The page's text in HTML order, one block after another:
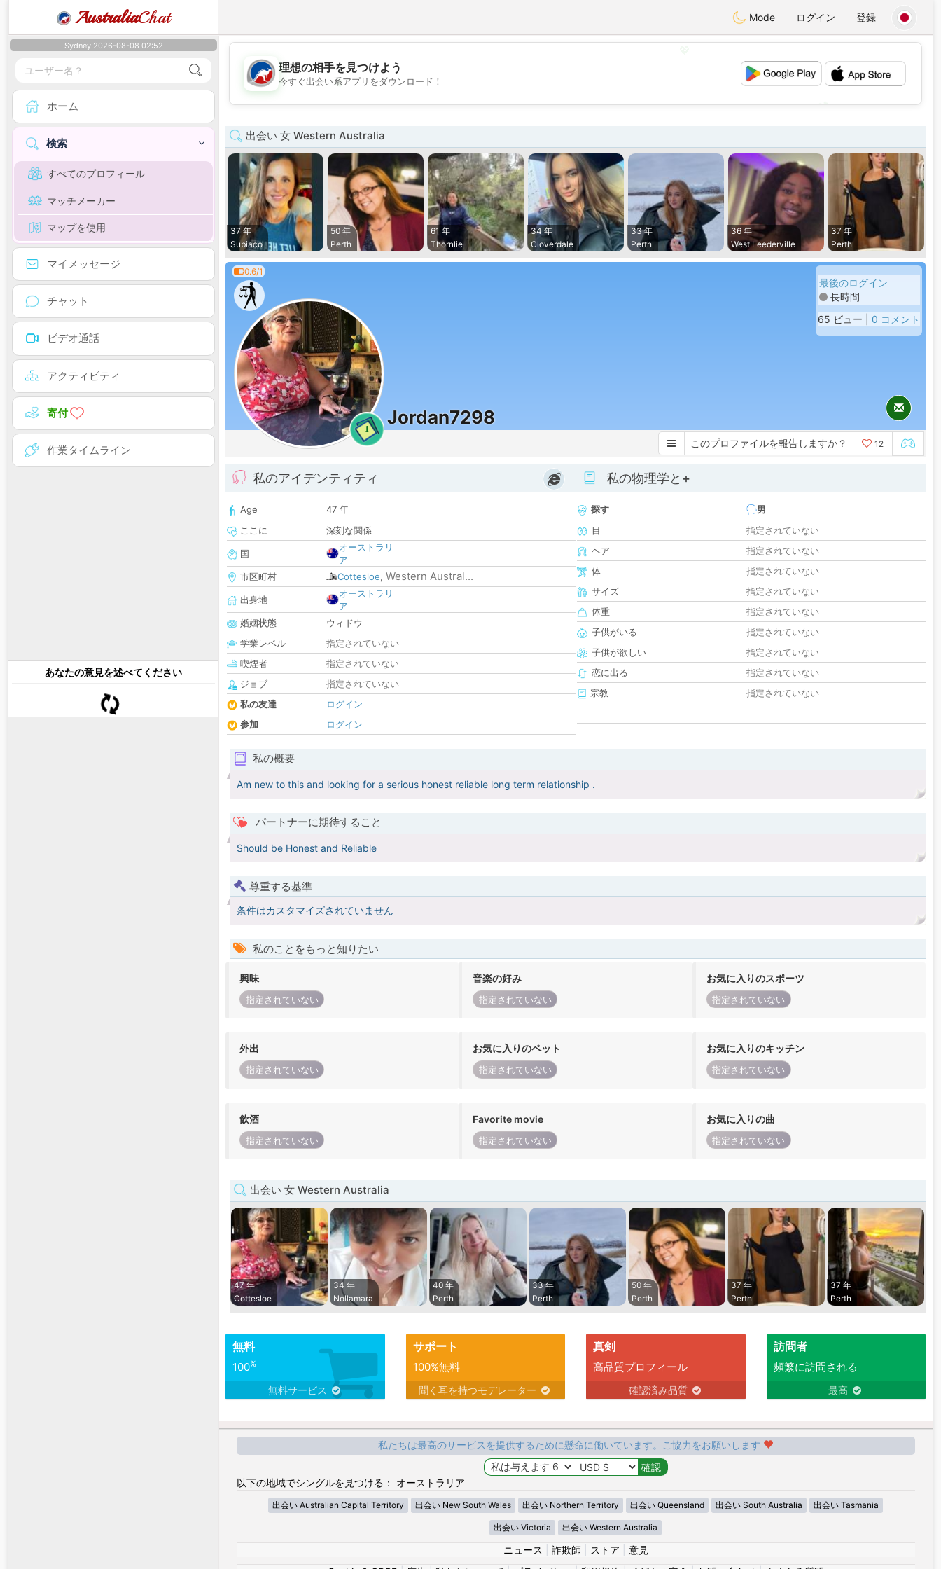
AustraliaChat Mode ログイン 登録
Sydney 2026-08-08 02:52
ホーム
検索
すべてのプロフィール
マッチメーカー
マップを使用
マイメッセージ
チャット
ビデオ通話
アクティビティ
寄付
作業タイムライン
あなたの意見を述べてください
💖
💕
理想の相手を見つけよう
今すぐ出会い系アプリをダウンロード！
出会い 女 Western Australia
37 年
Subiaco
50 年
Perth
61 年
Thornlie
34 年
Cloverdale
33 年
Perth
36 年
West Leederville
37 年
Perth
0.6/1
1
Jordan7298
最後のログイン
長時間
65 ビュー | 0 コメント
このプロファイルを報告しますか？ 12
私のアイデンティティ
Age
47 年
ここに
深刻な関係
国
オーストラリ
ア
市区町村
Cottesloe, Western Austral...
出身地
オーストラリ
ア
婚姻状態
ウィドウ
学業レベル
指定されていない
喫煙者
指定されていない
ジョブ
指定されていない
私の友達
ログイン
参加
ログイン
私の物理学と+
探す
男
目
指定されていない
ヘア
指定されていない
体
指定されていない
サイズ
指定されていない
体重
指定されていない
子供がいる
指定されていない
子供が欲しい
指定されていない
恋に出る
指定されていない
宗教
指定されていない
私の概要
Am new to this and looking for a serious honest reliable long term relationship .
パートナーに期待すること
Should be Honest and Reliable
尊重する基準
条件はカスタマイズされていません
私のことをもっと知りたい
興味
指定されていない
音楽の好み
指定されていない
お気に入りのスポーツ
指定されていない
外出
指定されていない
お気に入りのペット
指定されていない
お気に入りのキッチン
指定されていない
飲酒
指定されていない
Favorite movie
指定されていない
お気に入りの曲
指定されていない
出会い 女 Western Australia
47 年
Cottesloe
34 年
Nollamara
40 年
Perth
33 年
Perth
50 年
Perth
37 年
Perth
37 年
Perth
無料
100%
無料サービス
サポート
100%無料
聞く耳を持つモデレーター
真剣
高品質プロフィール
確認済み品質
訪問者
頻繁に訪問される
最高
私たちは最高のサービスを提供するために懸命に働いています。ご協力をお願いします
以下の地域でシングルを見つける： オーストラリア
出会い Australian Capital Territory 出会い New South Wales 出会い Northern Territory 出会い Queensland 出会い South Australia 出会い Tasmania
出会い Victoria 出会い Western Australia
ニュース 詐欺師 ストア
意見